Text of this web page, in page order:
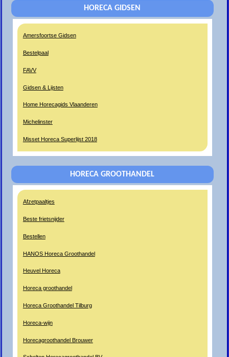
HORECA GIDSEN
Amersfoortse Gidsen
Bestelpaal
FAVV
Gidsen & Lijsten
Home Horecagids Vlaanderen
Michelinster
Misset Horeca Superlijst 2018
HORECA GROOTHANDEL
Afzetpaaltjes
Beste frietsnijder
Bestellen
HANOS Horeca Groothandel
Heuvel Horeca
Horeca groothandel
Horeca Groothandel Tilburg
Horeca-wijn
Horecagroothandel Brouwer